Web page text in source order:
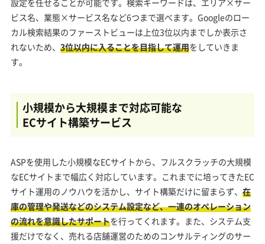
設定を任せることが可能です。検索キーワードは、エリア×サー
ビス名、業態×サービス名など6つまで選べます。Googleのロー
カル検索結果のファーストビューは上位3位以内までしか表示さ
れないため、 3位以内に入ることを目指して運用をしていきま
す。
小規模から大規模まで対応可能な
ECサイト構築サービス
ASPを使用した小規模なECサイトから、フルスクラッチの大規模
なECサイトまで幅広く対応しています。これまでに培ってきたEC
サイト運用のノウハウを活かし、サイト構築だけに留まらず、 在
庫の管理や発送などのシステム設定など、一連のオペレーション
の流れを意識したサポートを行ってくれます。また、システム支
援だけでなく、売れる店舗運営のためのコンサルティングのサー